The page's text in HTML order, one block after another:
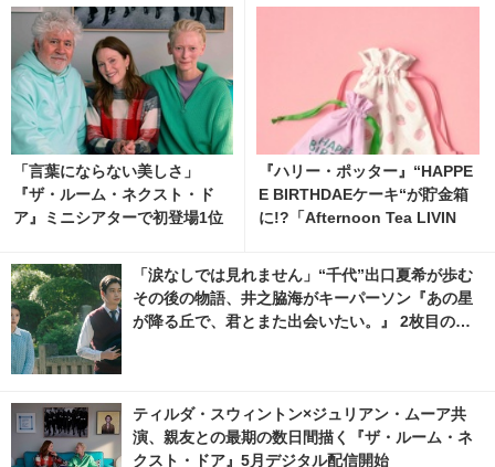
「言葉にならない美しさ」
『ザ・ルーム・ネクスト・ド
ア』ミニシアターで初登場1位
『ハリー・ポッター』“HAPPE
E BIRTHDAEケーキ“が貯金箱
に!?「Afternoon Tea LIVIN
目の写真・画像 | cinemacafe.
net
「涙なしでは見れません」“千代”出口夏希が歩む
その後の物語、井之脇海がキーパーソン『あの星
が降る丘で、君とまた出会いたい。』 2枚目の写
ティルダ・スウィントン×ジュリアン・ムーア共
演、親友との最期の数日間描く『ザ・ルーム・ネ
クスト・ドア』5月デジタル配信開始